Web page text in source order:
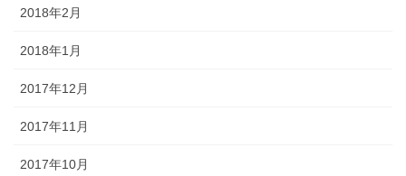
2018年2月
2018年1月
2017年12月
2017年11月
2017年10月